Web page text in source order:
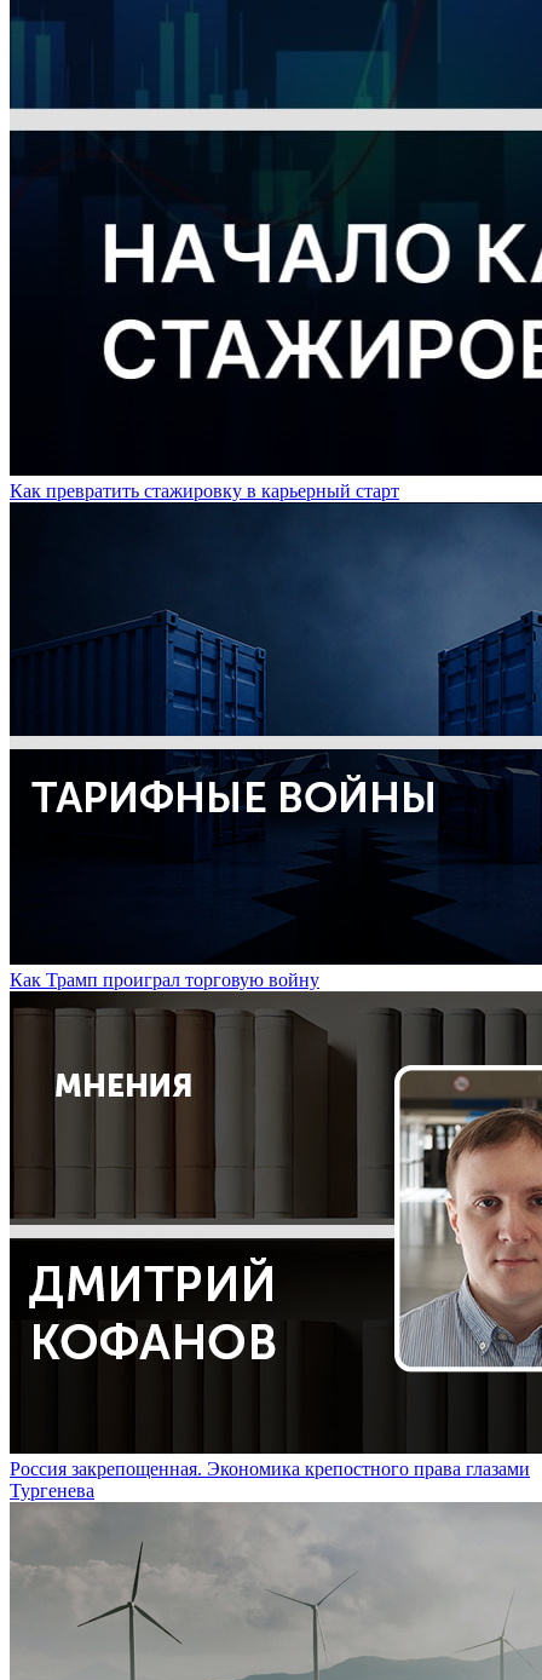
Как превратить стажировку в карьерный старт
Как Трамп проиграл торговую войну
Россия закрепощенная. Экономика крепостного права глазами
Тургенева